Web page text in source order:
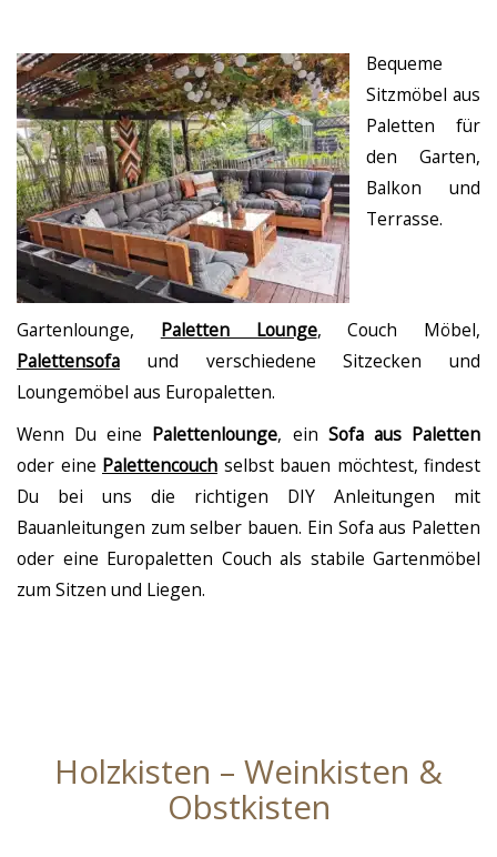
Bequeme
Sitzmöbel aus
Paletten für
den Garten,
Balkon und
Terrasse.
Gartenlounge, Paletten Lounge, Couch Möbel,
Palettensofa und verschiedene Sitzecken und
Loungemöbel aus Europaletten.
Wenn Du eine Palettenlounge, ein Sofa aus Paletten
oder eine Palettencouch selbst bauen möchtest, findest
Du bei uns die richtigen DIY Anleitungen mit
Bauanleitungen zum selber bauen. Ein Sofa aus Paletten
oder eine Europaletten Couch als stabile Gartenmöbel
zum Sitzen und Liegen.
Holzkisten – Weinkisten &
Obstkisten